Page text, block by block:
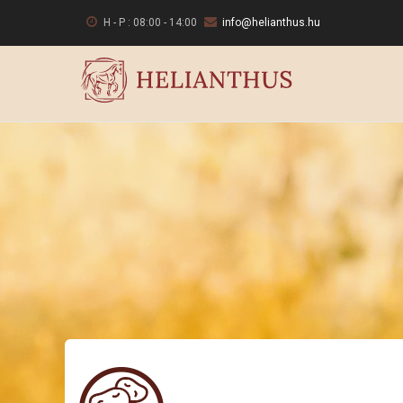
H - P : 08:00 - 14:00 info@helianthus.hu